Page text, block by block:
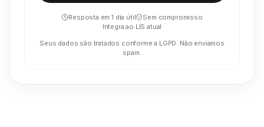
Resposta em 1 dia útil
Sem compromisso
Integra ao LIS atual
Seus dados são tratados conforme a LGPD. Não enviamos
spam.